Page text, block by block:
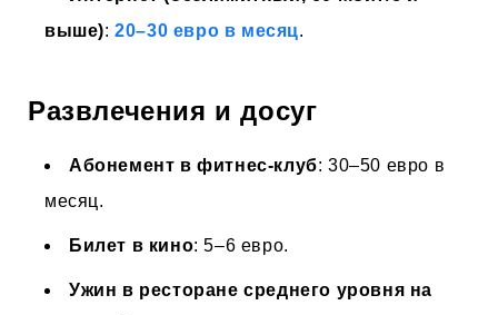
выше):20–30 евро в месяц.
Развлечения и досуг
Абонемент в фитнес-клуб: 30–50 евро в
месяц.
Билет в кино: 5–6 евро.
Ужин в ресторане среднего уровня на